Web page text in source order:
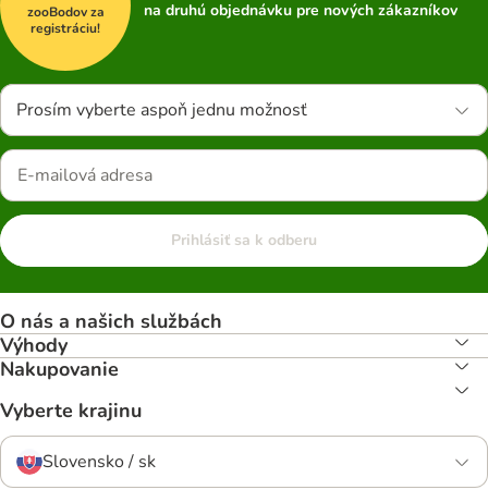
zooBodov za
registráciu!
na druhú objednávku pre nových zákazníkov
Prosím vyberte aspoň jednu možnosť
Prihlásiť sa k odberu
O nás a našich službách
Výhody
Nakupovanie
Vyberte krajinu
Slovensko / sk